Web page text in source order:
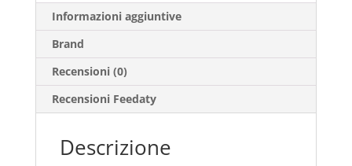
Informazioni aggiuntive
Brand
Recensioni (0)
Recensioni Feedaty
Descrizione